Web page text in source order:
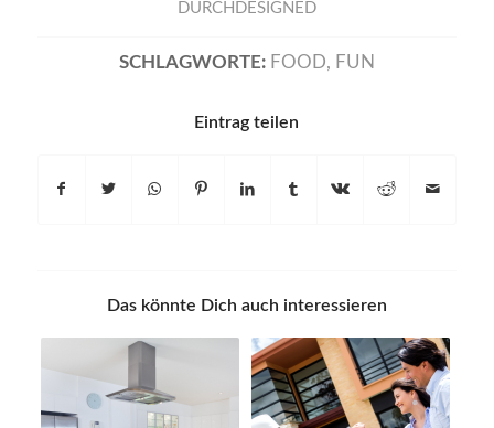
DURCHDESIGNED
SCHLAGWORTE: FOOD, FUN
Eintrag teilen
Das könnte Dich auch interessieren